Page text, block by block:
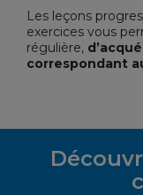
Les leçons
exercices vous
régulière,
correspondant